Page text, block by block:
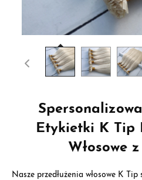
Etykietki K Tip
Włosowe
Nasze przedłużenia włosowe K